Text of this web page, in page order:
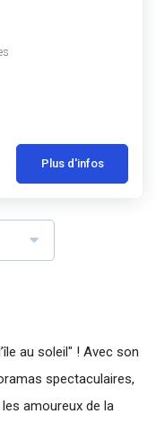
Plus d'infos
au soleil" ! Avec son
spectaculaires,
amoureux de la